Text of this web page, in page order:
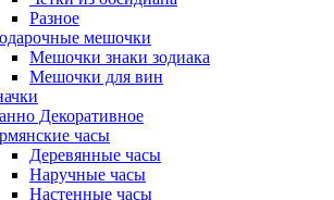
Разное
мешочки
Мешочки знаки зодиака
Мешочки для вин
Декоративное
часы
Деревянные часы
Наручные часы
Настенные часы